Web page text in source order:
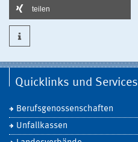
teilen
Quicklinks und Services
Berufsgenossenschaften
Unfallkassen